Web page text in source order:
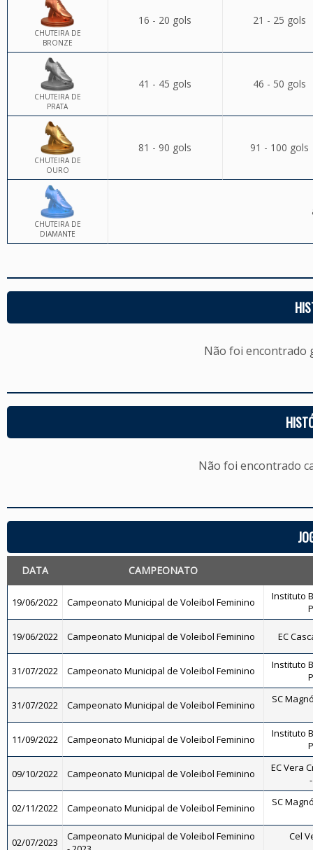
CHUTEIRA DE
BRONZE
16 - 20 gols 21 - 25 gols
CHUTEIRA DE
PRATA
41 - 45 gols 46 - 50 gols
CHUTEIRA DE
OURO
81 - 90 gols 91 - 100 gols
CHUTEIRA DE
DIAMANTE
Não foi encontrado
Não foi encontrado
DATA CAMPEONATO
19/06/2022 Campeonato Municipal de Voleibol Feminino
Instituto
19/06/2022 Campeonato Municipal de Voleibol Feminino EC
31/07/2022 Campeonato Municipal de Voleibol Feminino
Instituto
31/07/2022 Campeonato Municipal de Voleibol Feminino SC
11/09/2022 Campeonato Municipal de Voleibol Feminino
Instituto
09/10/2022 Campeonato Municipal de Voleibol Feminino
EC Vera
02/11/2022 Campeonato Municipal de Voleibol Feminino SC
02/07/2023
Campeonato Municipal de Voleibol Feminino
Cel